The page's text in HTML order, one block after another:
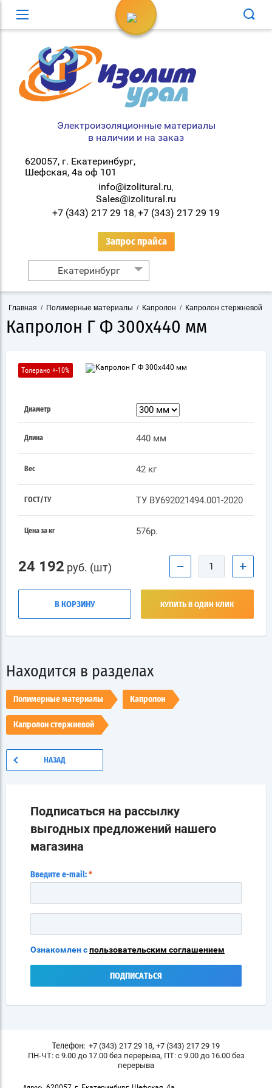
Вход в кабинет
Электроизоляционные материалы
в наличии и на заказ
620057, г. Екатеринбург,
Шефская, 4а оф 101
info@izolitural.ru,
Sales@izolitural.ru
+7 (343) 217 29 18, +7 (343) 217 29 19
Запрос прайса
Екатеринбург
Главная / Полимерные материалы / Капролон / Капролон стержневой
Капролон Г Ф 300х440 мм
Диаметр
Длина 440 мм
Вес 42 кг
ГОСТ/ТУ ТУ ВУ692021494.001-2020
Цена за кг 576р.
24 192 руб. (шт) − +
В КОРЗИНУ КУПИТЬ В ОДИН КЛИК
Толеранс +-10%
Находится в разделах
Полимерные материалы Капролон
Капролон стержневой
НАЗАД
Подписаться на рассылку
выгодных предложений нашего
магазина
Введите e-mail: *
Ознакомлен спользовательским соглашением
ПОДПИСАТЬСЯ
Телефон: +7 (343) 217 29 18, +7 (343) 217 29 19
ПН-ЧТ: с 9.00 до 17.00 без перерыва, ПТ: с 9.00 до 16.00 без
перерыва